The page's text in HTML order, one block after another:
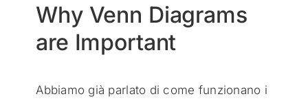
Why Venn Diagrams
are Important
Abbiamo già parlato di come funzionano i